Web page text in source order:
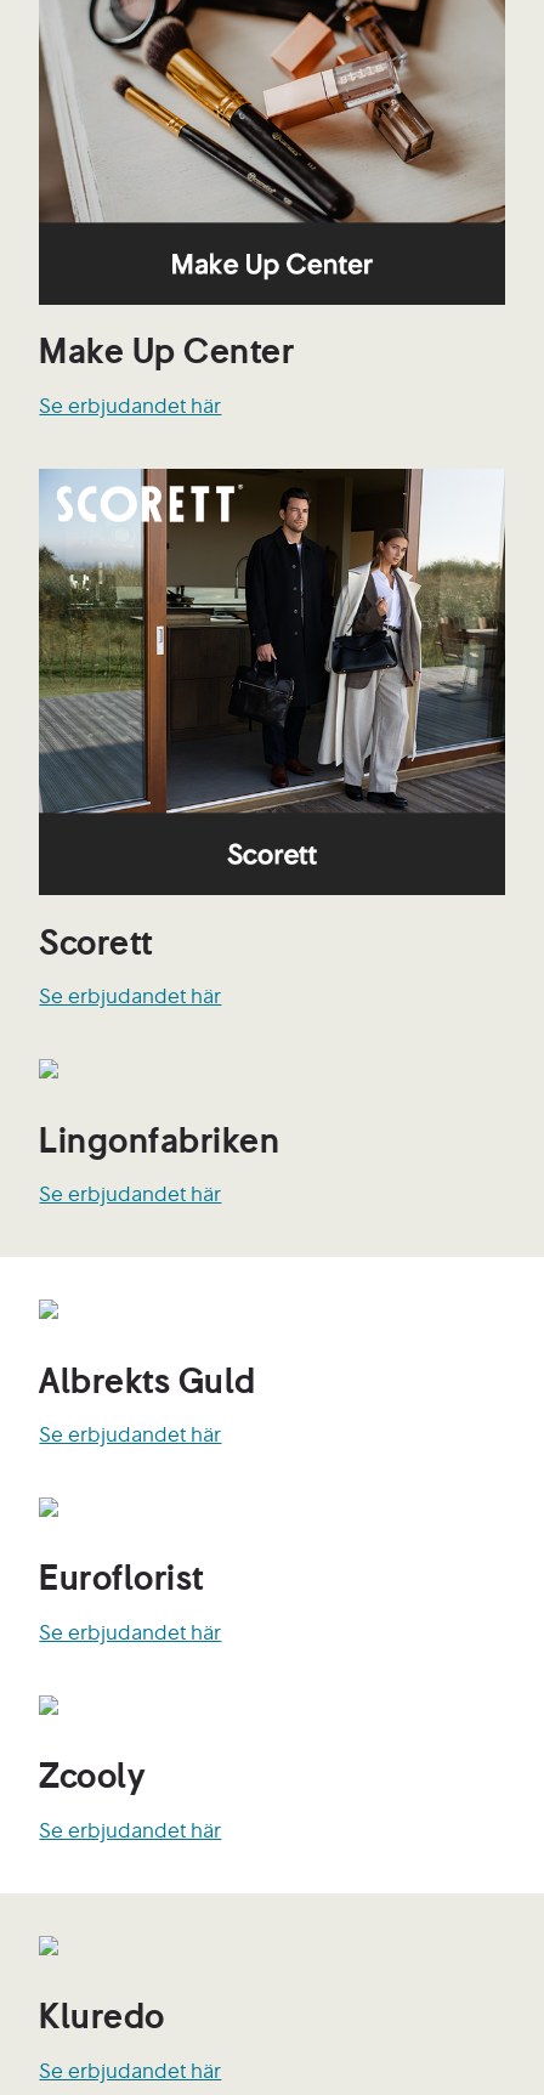
Make Up Center
Se erbjudandet här
Scorett
Se erbjudandet här
Lingonfabriken
Se erbjudandet här
Albrekts Guld
Se erbjudandet här
Euroflorist
Se erbjudandet här
Zcooly
Se erbjudandet här
Kluredo
Se erbjudandet här